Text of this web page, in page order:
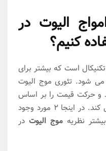
الیوت در
کنیم؟
است که بیشتر برای
شود. تئوری موج الیوت
و حرکت قیمت را بر اساس
ماهیت تکراری بازار پیش بینی می کند. در اینجا 2 مورد وجود
نظریه موج الیوت در